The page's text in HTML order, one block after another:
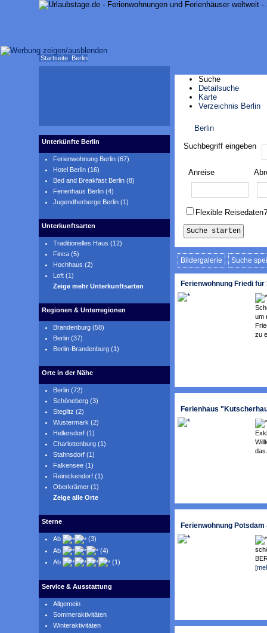
Startseite Berlin
Karte anzeigen
Unterkünfte Berlin
Ferienwohnung Berlin (67)
Hotel Berlin (16)
Bed and Breakfast Berlin (8)
Ferienhaus Berlin (4)
Jugendherberge Berlin (1)
Unterkunftsarten
Traditionelles Haus (12)
Finca (5)
Hochhaus (2)
Loft (1)
Zeige mehr Unterkunftsarten
Regionen & Unterregionen
Brandenburg (58)
Berlin (37)
Berlin-Brandenburg (1)
Orte in der Nähe
Berlin (72)
Schöneberg (3)
Steglitz (2)
Wustermark (2)
Hellersdorf (1)
Charlottenburg (1)
Stahnsdorf (1)
Falkensee (1)
Reinickendorf (1)
Oberkrämer (1)
Zeige alle Orte
Sterne
Ab
(3)
Ab
(4)
Ab
(1)
Service & Ausstattung
Allgemein
Sommeraktivitäten
Winteraktivitäten
Suche
Detailsuche
Karte
Verzeichnis Berlin
Berlin
Suchbegriff eingeben
Anreise
Flexible
Bildergalerie Suche
Ferienwohnung Friedi
um
zu
Ferienhaus
Ferienwohnung Potsdam